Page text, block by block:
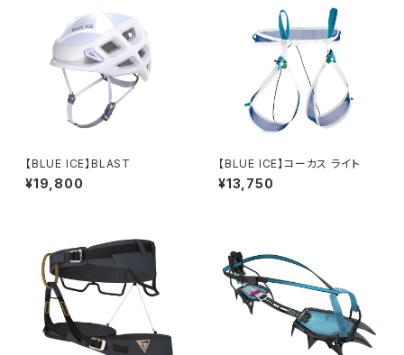
【BLUE ICE】BLAST
¥19,800
【BLUE ICE】コーカス ライト
¥13,750